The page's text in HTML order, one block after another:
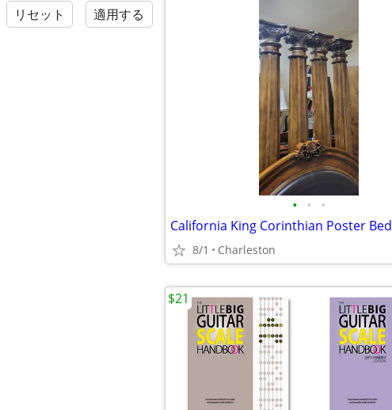
リセット 適用する
• • •
California King Corinthian Poster Bed
8/1 Charleston
$21